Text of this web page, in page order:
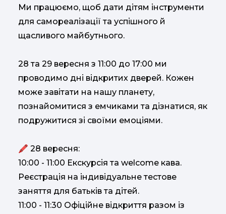
Ми працюємо, щоб дати дітям інструменти
для самореалізації та успішного й
щасливого майбутнього.
28 та 29 вересня з 11:00 до 17:00 ми
проводимо дні відкритих дверей. Кожен
може завітати на нашу планету,
познайомитися з емчиками та дізнатися, як
подружитися зі своїми емоціями.
🖍 28 вересня:
10:00 - 11:00 Екскурсія та welcome кава.
Реєстрація на індивідуальне тестове
заняття для батьків та дітей.
11:00 - 11:30 Офіційне відкриття разом із